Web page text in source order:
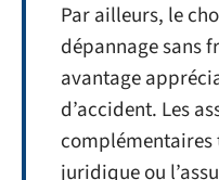
Par ailleurs, le
dépannage sans
avantage
d’accident. Les
juridique ou